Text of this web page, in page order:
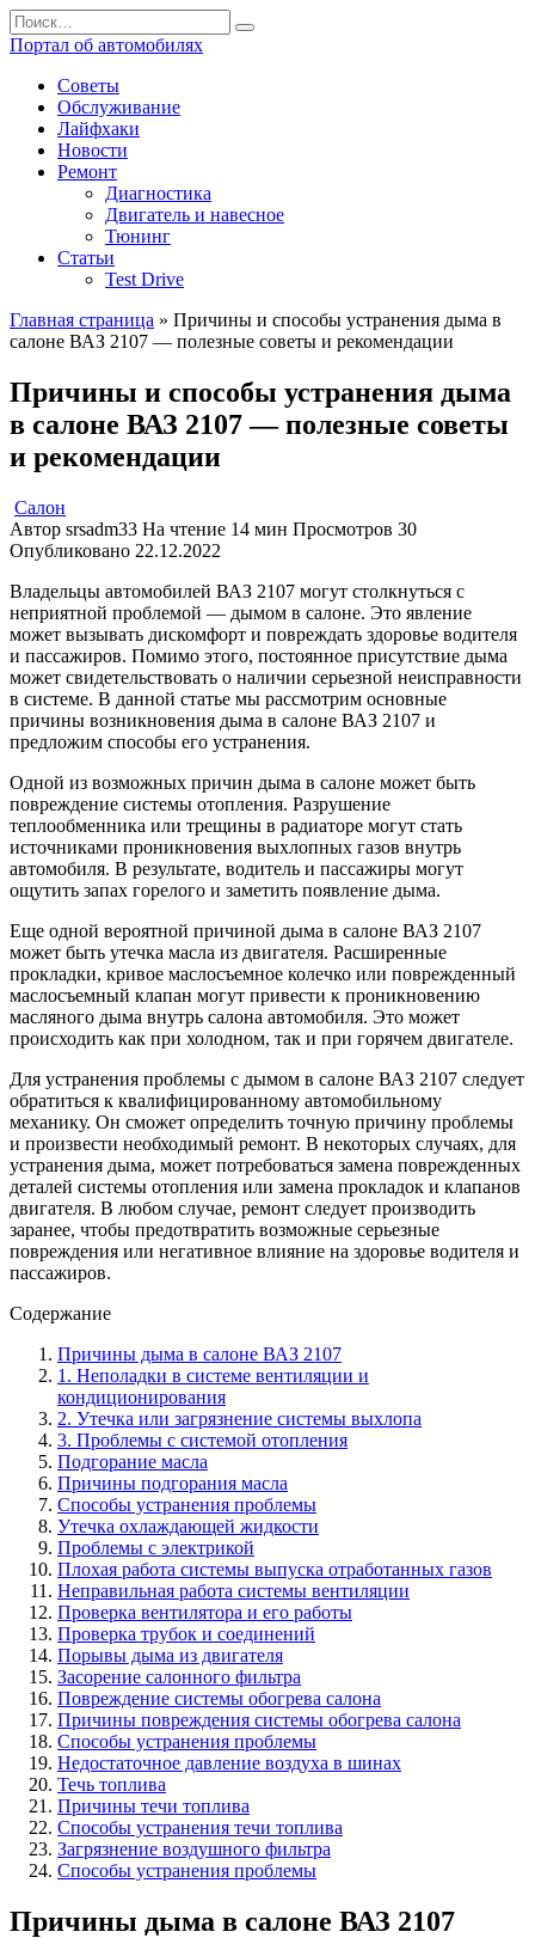
Перейти
к
содержанию
Search
for:
Портал об автомобилях
Советы
Обслуживание
Лайфхаки
Новости
Ремонт
Диагностика
Двигатель и навесное
Тюнинг
Статьи
Test Drive
Главная страница » Причины и способы устранения дыма в
салоне ВАЗ 2107 — полезные советы и рекомендации
Причины и способы устранения дыма
в салоне ВАЗ 2107 — полезные советы
и рекомендации
Салон
Автор srsadm33 На чтение 14 мин Просмотров 30
Опубликовано 22.12.2022
Владельцы автомобилей ВАЗ 2107 могут столкнуться с
неприятной проблемой — дымом в салоне. Это явление
может вызывать дискомфорт и повреждать здоровье водителя
и пассажиров. Помимо этого, постоянное присутствие дыма
может свидетельствовать о наличии серьезной неисправности
в системе. В данной статье мы рассмотрим основные
причины возникновения дыма в салоне ВАЗ 2107 и
предложим способы его устранения.
Одной из возможных причин дыма в салоне может быть
повреждение системы отопления. Разрушение
теплообменника или трещины в радиаторе могут стать
источниками проникновения выхлопных газов внутрь
автомобиля. В результате, водитель и пассажиры могут
ощутить запах горелого и заметить появление дыма.
Еще одной вероятной причиной дыма в салоне ВАЗ 2107
может быть утечка масла из двигателя. Расширенные
прокладки, кривое маслосъемное колечко или поврежденный
маслосъемный клапан могут привести к проникновению
масляного дыма внутрь салона автомобиля. Это может
происходить как при холодном, так и при горячем двигателе.
Для устранения проблемы с дымом в салоне ВАЗ 2107 следует
обратиться к квалифицированному автомобильному
механику. Он сможет определить точную причину проблемы
и произвести необходимый ремонт. В некоторых случаях, для
устранения дыма, может потребоваться замена поврежденных
деталей системы отопления или замена прокладок и клапанов
двигателя. В любом случае, ремонт следует производить
заранее, чтобы предотвратить возможные серьезные
повреждения или негативное влияние на здоровье водителя и
пассажиров.
Содержание
Причины дыма в салоне ВАЗ 2107
1. Неполадки в системе вентиляции и
кондиционирования
2. Утечка или загрязнение системы выхлопа
3. Проблемы с системой отопления
Подгорание масла
Причины подгорания масла
Способы устранения проблемы
Утечка охлаждающей жидкости
Проблемы с электрикой
Плохая работа системы выпуска отработанных газов
Неправильная работа системы вентиляции
Проверка вентилятора и его работы
Проверка трубок и соединений
Порывы дыма из двигателя
Засорение салонного фильтра
Повреждение системы обогрева салона
Причины повреждения системы обогрева салона
Способы устранения проблемы
Недостаточное давление воздуха в шинах
Течь топлива
Причины течи топлива
Способы устранения течи топлива
Загрязнение воздушного фильтра
Способы устранения проблемы
Причины дыма в салоне ВАЗ 2107